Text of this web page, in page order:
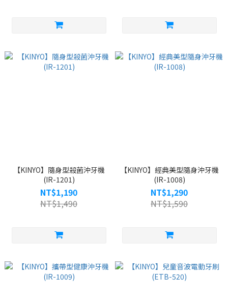
【KINYO】隨身型殺菌沖牙機
(IR-1201)
NT$1,190
NT$1,490
【KINYO】經典美型隨身沖牙機
(IR-1008)
NT$1,290
NT$1,590